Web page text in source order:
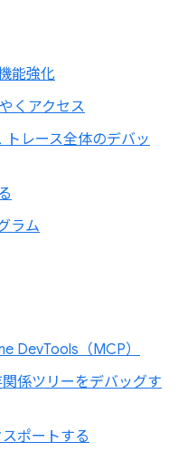
能強化
くアクセス
レース全体のデバッ
ラム
DevTools（MCP）
係ツリーをデバッグす
ポートする